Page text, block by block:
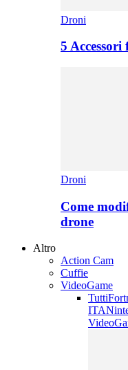
Droni
5
Droni
Come
drone
Altro
Action Cam
Cuffie
VideoGame
Tutti
ITA